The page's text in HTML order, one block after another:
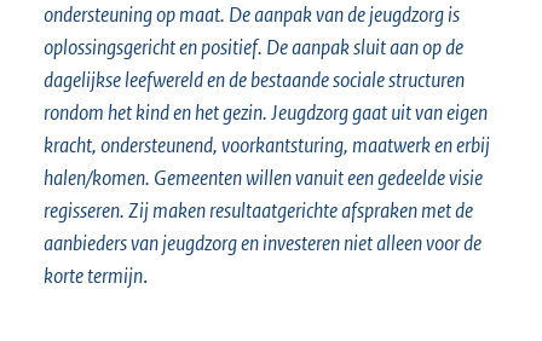
ondersteuning op maat. De aanpak van dejeugdzorg is
oplossingsgericht en positief. De aanpak sluit aan op de
dagelijkse leefwereld en de bestaande sociale structuren
rondom het kind en het gezin. Jeugdzorg gaat uit van eigen
kracht, ondersteunend, voorkantsturing, maatwerk en erbij
halen/komen. Gemeenten willen vanuit een gedeelde visie
regisseren. Zij maken resultaatgerichte afspraken met de
aanbieders van jeugdzorg en investeren niet alleen voor de
korte termijn.